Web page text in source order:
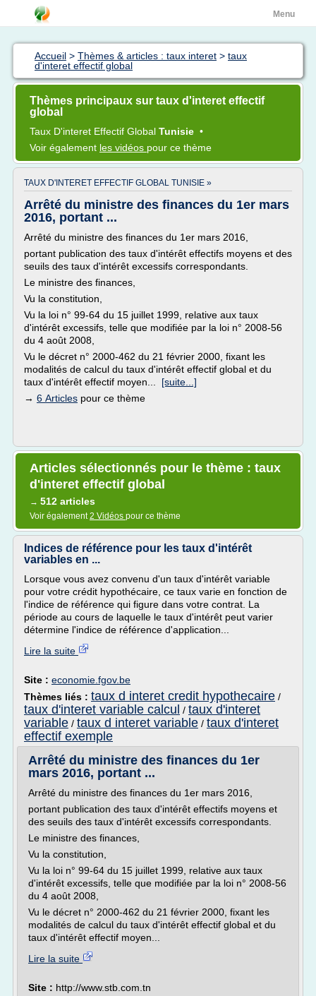
Menu
Accueil > Thèmes & articles : taux interet > taux
d'interet effectif global
Thèmes principaux sur taux d'interet effectif
global
Taux D'interet Effectif Global Tunisie •
Voir également les vidéos pour ce thème
TAUX D'INTERET EFFECTIF GLOBAL TUNISIE »
Arrêté du ministre des finances du 1er mars
2016, portant ...
Arrêté du ministre des finances du 1er mars 2016,
portant publication des taux d'intérêt effectifs moyens et des
seuils des taux d'intérêt excessifs correspondants.
Le ministre des finances,
Vu la constitution,
Vu la loi n° 99-64 du 15 juillet 1999, relative aux taux
d'intérêt excessifs, telle que modifiée par la loi n° 2008-56
du 4 août 2008,
Vu le décret n° 2000-462 du 21 février 2000, fixant les
modalités de calcul du taux d'intérêt effectif global et du
taux d'intérêt effectif moyen... [suite...]
→ 6 Articles pour ce thème
Articles sélectionnés pour le thème : taux
d'interet effectif global
→ 512 articles
Voir également2 Vidéos pour ce thème
Indices de référence pour les taux d'intérêt
variables en ...
Lorsque vous avez convenu d'un taux d'intérêt variable
pour votre crédit hypothécaire, ce taux varie en fonction de
l'indice de référence qui figure dans votre contrat. La
période au cours de laquelle le taux d'intérêt peut varier
détermine l'indice de référence d'application...
Lire la suite
Site : economie.fgov.be
Thèmes liés : taux d interet credit hypothecaire /
taux d'interet variable calcul / taux d'interet
variable / taux d interet variable / taux d'interet
effectif exemple
Arrêté du ministre des finances du 1er
mars 2016, portant ...
Arrêté du ministre des finances du 1er mars 2016,
portant publication des taux d'intérêt effectifs moyens et
des seuils des taux d'intérêt excessifs correspondants.
Le ministre des finances,
Vu la constitution,
Vu la loi n° 99-64 du 15 juillet 1999, relative aux taux
d'intérêt excessifs, telle que modifiée par la loi n° 2008-56
du 4 août 2008,
Vu le décret n° 2000-462 du 21 février 2000, fixant les
modalités de calcul du taux d'intérêt effectif global et du
taux d'intérêt effectif moyen...
Lire la suite
Site : http://www.stb.com.tn